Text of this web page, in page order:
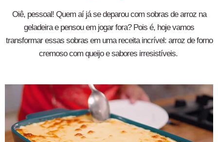
Oiê, pessoal! Quem aí já se deparou com sobras de arroz na
geladeira e pensou em jogar fora? Pois é, hoje vamos
transformar essas sobras em uma receita incrível: arroz de forno
cremoso com queijo e sabores irresistíveis.